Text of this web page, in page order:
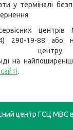
у терміналі
290-19-88 або
на
сайті.
центр ГСЦ МВС